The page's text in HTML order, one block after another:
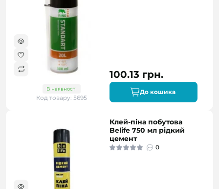
В наявності
Код товару: 5695
100.13 грн.
До кошика
Клей-піна побутова
Belife 750 мл рідкий
цемент
0